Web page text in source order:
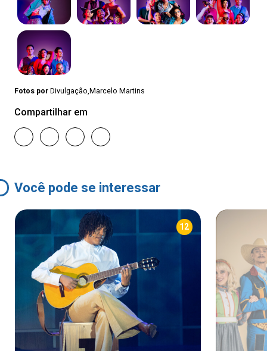
Fotos por Divulgação,Marcelo Martins
Compartilhar em
Você pode se interessar
12